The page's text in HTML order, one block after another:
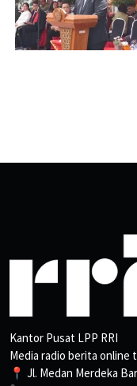
Kantor Pusat LPP RRI
Media radio berita online
📍 Jl. Medan Merdeka